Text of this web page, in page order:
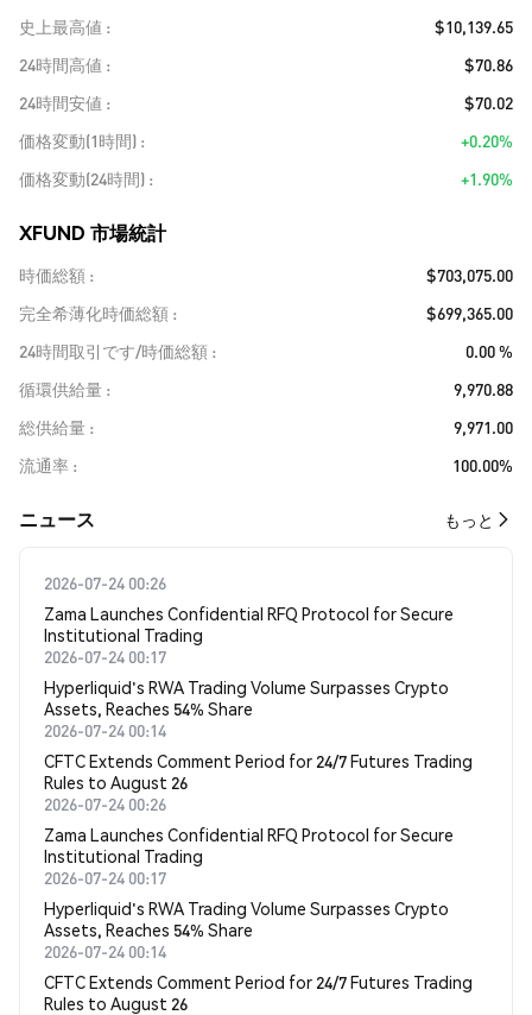
史上最高値
$10,139.65
24時間高値
$70.86
24時間安値
$70.02
価格変動(1時間)
+0.20%
価格変動(24時間)
+1.90%
XFUND 市場統計
時価総額
$703,075.00
完全希薄化時価総額
$699,365.00
24時間取引です/時価総額
0.00 %
循環供給量
9,970.88
総供給量
9,971.00
流通率
100.00%
​​ニュース​​ もっと
2026-07-24 00:26
Zama Launches Confidential RFQ Protocol for Secure
Institutional Trading
2026-07-24 00:17
Hyperliquid's RWA Trading Volume Surpasses Crypto
Assets, Reaches 54% Share
2026-07-24 00:14
CFTC Extends Comment Period for 24/7 Futures Trading
Rules to August 26
2026-07-24 00:26
Zama Launches Confidential RFQ Protocol for Secure
Institutional Trading
2026-07-24 00:17
Hyperliquid's RWA Trading Volume Surpasses Crypto
Assets, Reaches 54% Share
2026-07-24 00:14
CFTC Extends Comment Period for 24/7 Futures Trading
Rules to August 26